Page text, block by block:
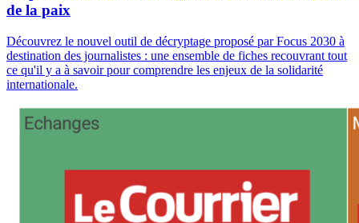
de la paix
Découvrez le nouvel outil de décryptage proposé par Focus 2030 à
destination des journalistes : une ensemble de fiches recouvrant tout
ce qu'il y a à savoir pour comprendre les enjeux de la solidarité
internationale.